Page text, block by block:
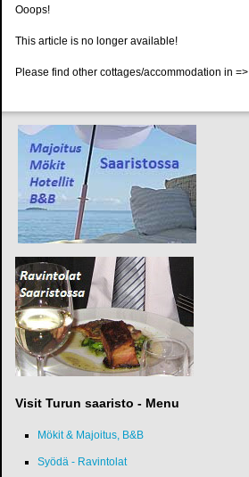
Ooops!
This article is no longer available!
Please find other cottages/accommodation in =>
Visit Turun saaristo - Menu
Mökit & Majoitus, B&B
Syödä - Ravintolat